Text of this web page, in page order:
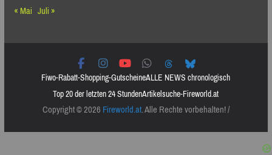
« Mai Juli »
Fiwo-Rabatt-Shopping-GutscheineALLE NEWS chronologisch
Top 20 der letzten 24 StundenArtikelsuche-Fireworld.at
Copyright © 2026Fireworld.at. Alle Rechte vorbehalten! /